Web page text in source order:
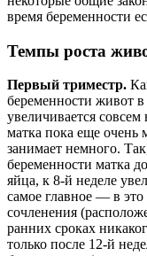
время беременности
Темпы роста
Первый триместр.
беременности живот в
увеличивается совсем
матка пока еще очень
занимает немного.
беременности матка
яйца, к 8-й неделе
самое главное — в
сочленения
ранних сроках
только после 12-й